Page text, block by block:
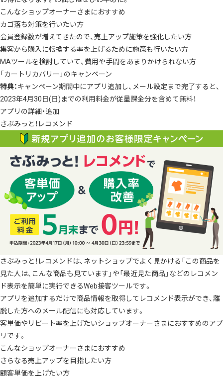
こんなショップオーナーさまにおすすめ
カゴ落ち対策を行いたい方
会員登録数が増えてきたので、売上アップ施策を強化したい方
集客から購入に転換する率を上げるために施策も行いたい方
MAツールを検討していて、費用や手間をあまりかけられない方
「カートリカバリー」のキャンペーン
特典：キャンペーン期間中にアプリ追加し、メール設定まで完了すると、
2023年4月30日(日)までの利用料金が従量課金分を含めて無料！
アプリの詳細・追加
さぶみっと！レコメンド
さぶみっと！レコメンドは、ネットショップでよく見かける「この商品を
見た人は、こんな商品も見ています」や「最近見た商品」などのレコメン
ド表示を簡単に実行できるWeb接客ツールです。
アプリを追加するだけで商品情報を取得してレコメンド表示ができ、離
脱した方へのメール配信にも対応しています。
客単価やリピート率を上げたいショップオーナーさまにおすすめのアプ
リです。
こんなショップオーナーさまにおすすめ
さらなる売上アップを目指したい方
顧客単価を上げたい方